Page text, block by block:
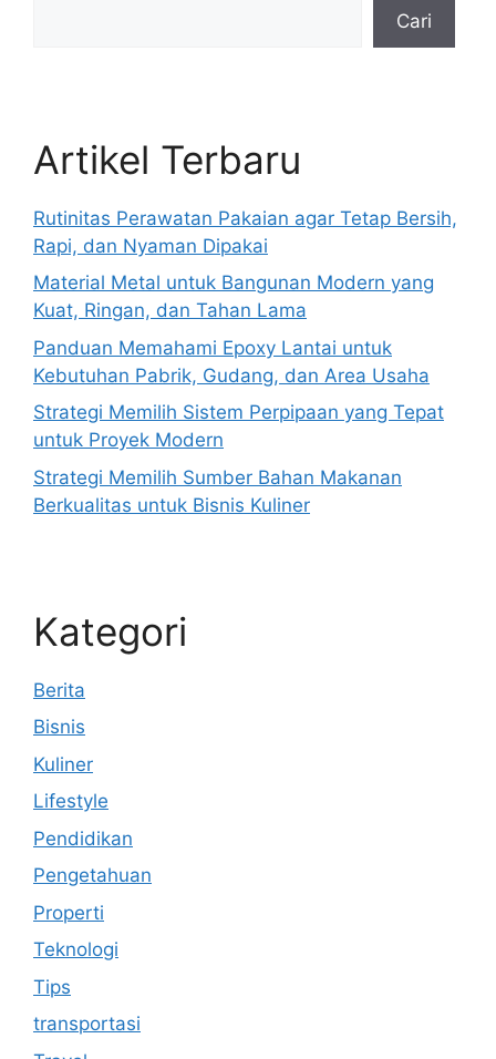
Cari
Artikel Terbaru
Rutinitas Perawatan Pakaian agar Tetap Bersih,
Rapi, dan Nyaman Dipakai
Material Metal untuk Bangunan Modern yang
Kuat, Ringan, dan Tahan Lama
Panduan Memahami Epoxy Lantai untuk
Kebutuhan Pabrik, Gudang, dan Area Usaha
Strategi Memilih Sistem Perpipaan yang Tepat
untuk Proyek Modern
Strategi Memilih Sumber Bahan Makanan
Berkualitas untuk Bisnis Kuliner
Kategori
Berita
Bisnis
Kuliner
Lifestyle
Pendidikan
Pengetahuan
Properti
Teknologi
Tips
transportasi